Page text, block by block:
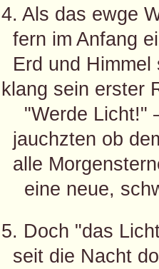
4. Als das ewge
fern im Anfang
Erd und
klang sein erster
"Werde Licht!"
jauchzten ob
alle
eine neue,
5. Doch "das
seit die Nacht